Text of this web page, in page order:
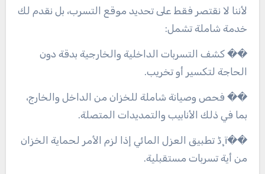
لأننا لا نقتصر فقط على تحديد موقع التسرب، بل نقدم لك
خدمة شاملة تشمل:
�� كشف التسربات الداخلية والخارجية بدقة دون
الحاجة لتكسير أو تخريب.
�� فحص وصيانة شاملة للخزان من الداخل والخارج،
بما في ذلك الأنابيب والتمديدات المتصلة.
��ï¸ڈ تطبيق العزل المائي إذا لزم الأمر لحماية الخزان
من أية تسربات مستقبلية.